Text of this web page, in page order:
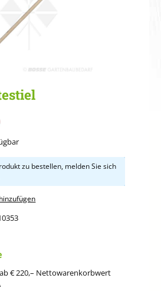
zu bestellen, melden Sie sich
€ 220,– Nettowarenkorbwert